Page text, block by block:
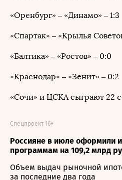
«Оренбург» – «Динамо» – 1:3
«Спартак» – «Крылья
«Балтика» – «Ростов» – 0:0
«Краснодар» – «Зенит» – 0:2
«Сочи» и ЦСКА сыграют 22
Россияне в июле оформили
программам на 109,2 млрд
Спецпроект 16+
Объем выдач рыночной
за последние два года